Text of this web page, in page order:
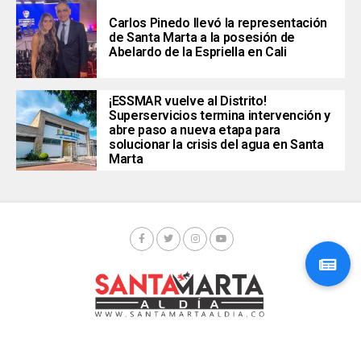
Carlos Pinedo llevó la representación
de Santa Marta a la posesión de
Abelardo de la Espriella en Cali
¡ESSMAR vuelve al Distrito!
Superservicios termina intervención y
abre paso a nueva etapa para
solucionar la crisis del agua en Santa
Marta